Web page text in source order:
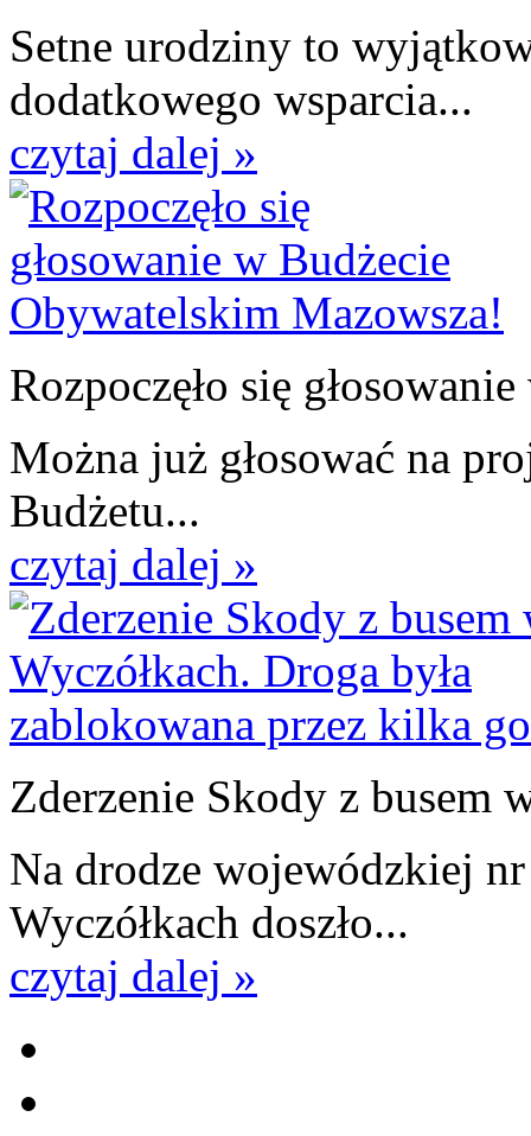
Setne urodziny to
dodatkowego wsparcia...
czytaj dalej »
Rozpoczęło się głosowanie
Można już głosować na
Budżetu...
czytaj dalej »
Zderzenie Skody z busem
Na drodze wojewódzkiej
Wyczółkach doszło...
czytaj dalej »